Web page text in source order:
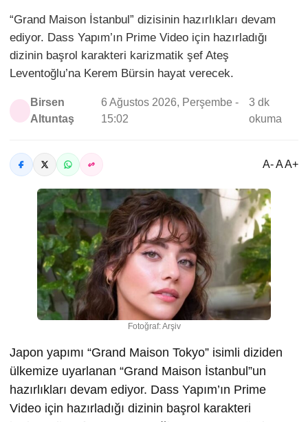
“Grand Maison İstanbul” dizisinin hazırlıkları devam
ediyor. Dass Yapım’ın Prime Video için hazırladığı
dizinin başrol karakteri karizmatik şef Ateş
Leventoğlu’na Kerem Bürsin hayat verecek.
Birsen
Altuntaş
6 Ağustos 2026, Perşembe -
15:02
3 dk
okuma
A- A A+
Fotoğraf: Arşiv
Japon yapımı “Grand Maison Tokyo” isimli diziden
ülkemize uyarlanan “Grand Maison İstanbul”un
hazırlıkları devam ediyor. Dass Yapım’ın Prime
Video için hazırladığı dizinin başrol karakteri